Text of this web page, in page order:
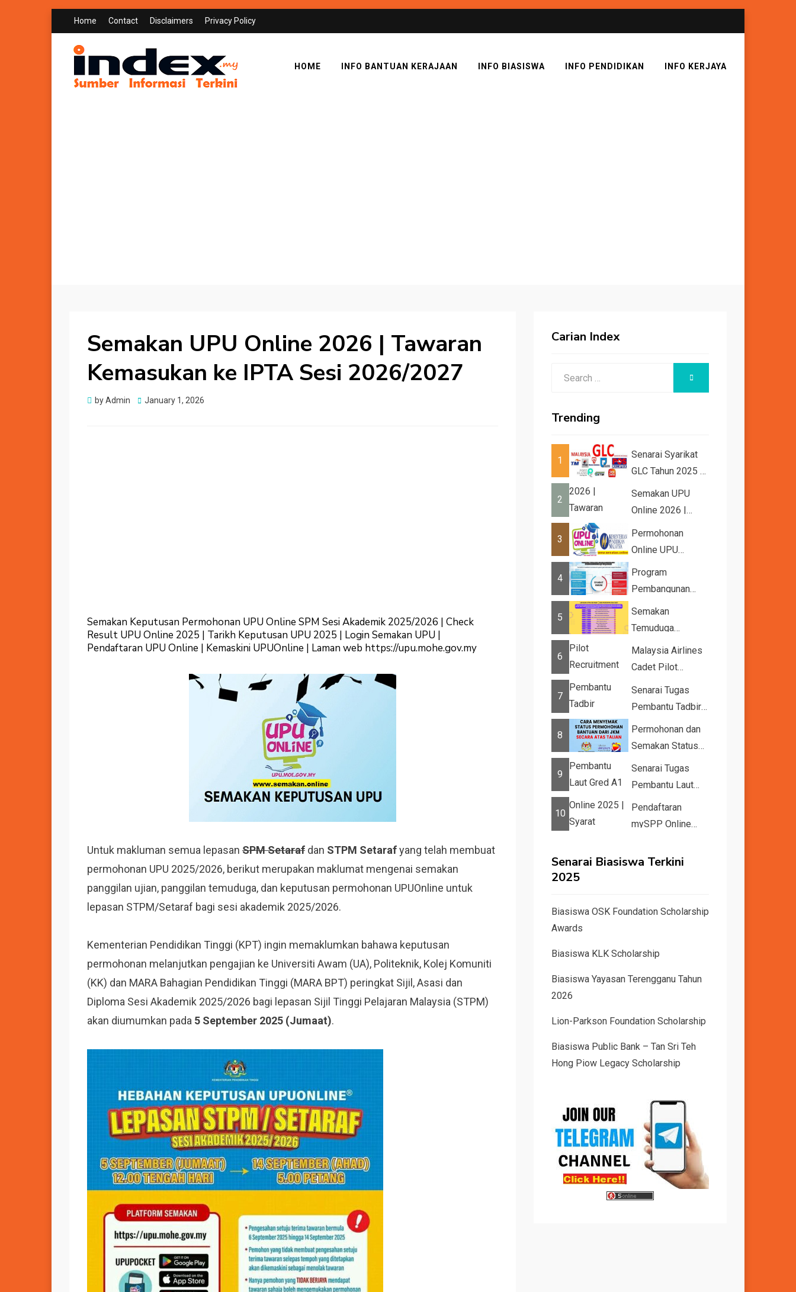
Home Contact Disclaimers Privacy Policy
HOME INFO BANTUAN KERAJAAN INFO BIASISWA INFO PENDIDIKAN INFO KERJAYA
Semakan UPU Online 2026 | Tawaran
Kemasukan ke IPTA Sesi 2026/2027
byAdmin
Posted
January 1, 2026
Semakan Keputusan Permohonan UPU Online SPM Sesi Akademik 2025/2026 | Check
Result UPU Online 2025 | Tarikh Keputusan UPU 2025 | Login Semakan UPU |
Pendaftaran UPU Online | Kemaskini UPUOnline | Laman web https://upu.mohe.gov.my
Untuk makluman semua lepasan SPM Setaraf dan STPM Setarafyang telah membuat
permohonan UPU 2025/2026, berikut merupakan maklumat mengenai semakan
panggilan ujian, panggilan temuduga, dan keputusan permohonan UPUOnline untuk
lepasan STPM/Setaraf bagi sesi akademik 2025/2026.
Kementerian Pendidikan Tinggi (KPT) ingin memaklumkan bahawa keputusan
permohonan melanjutkan pengajian ke Universiti Awam (UA), Politeknik, Kolej Komuniti
(KK) dan MARA Bahagian Pendidikan Tinggi (MARA BPT) peringkat Sijil, Asasi dan
Diploma Sesi Akademik 2025/2026 bagi lepasan Sijil Tinggi Pelajaran Malaysia (STPM)
akan diumumkan pada 5 September 2025 (Jumaat).
Carian Index
SEARCH
Trending
1
Senarai Syarikat
GLC Tahun 2025 /
2026
2
Semakan UPU
Online 2026 |
Tawaran
Kemasukan ke
3
Permohonan
Online UPU
2026/2027
4
Program
Pembangunan
Bakat Muda (YTP)
MARA 2026 –
5
Semakan
Temuduga
UPUOnline Sesi
2026/2027
6
Malaysia Airlines
Cadet Pilot
Recruitment
7
Senarai Tugas
Pembantu Tadbir
(Perkeranian/Operasi)
Gred N1
8
Permohonan dan
Semakan Status
11 Kategori
Bantuan JKM
9
Senarai Tugas
Pembantu Laut
Gred A1
10
Pendaftaran
mySPP Online
Pengambilan Khas
Senarai Biasiswa Terkini
2025
Biasiswa OSK Foundation Scholarship
Awards
Biasiswa KLK Scholarship
Biasiswa Yayasan Terengganu Tahun
2026
Lion-Parkson Foundation Scholarship
Biasiswa Public Bank – Tan Sri Teh
Hong Piow Legacy Scholarship